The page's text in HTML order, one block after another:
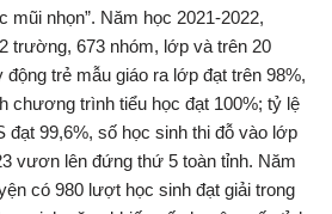
mũi nhọn”. Năm học 2021-2022,
trường, 673 nhóm, lớp và trên 20
trẻ mẫu giáo ra lớp đạt trên 98%,
chương trình tiểu học đạt 100%; tỷ lệ
đạt 99,6%, số học sinh thi đỗ vào lớp
vươn lên đứng thứ 5 toàn tỉnh. Năm
có 980 lượt học sinh đạt giải trong